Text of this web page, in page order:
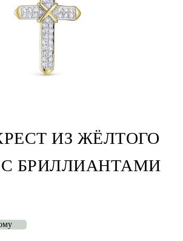
ИЗ ЖЁЛТОГО
С БРИЛЛИАНТАМИ